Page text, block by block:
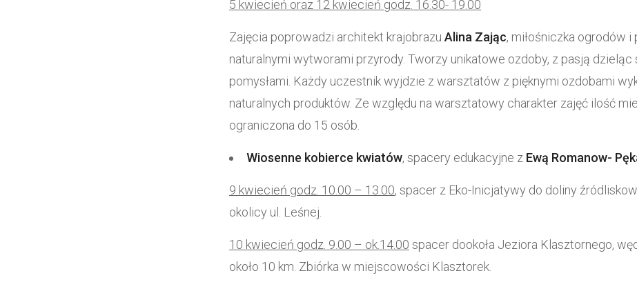
5 kwiecień oraz 12 kwiecień godz. 16.30- 19.00
Zajęcia poprowadzi architekt krajobrazu Alina Zając, miłośniczka ogrodów i
naturalnymi wytworami przyrody. Tworzy unikatowe ozdoby, z pasją dzieląc
pomysłami. Każdy uczestnik wyjdzie z warsztatów z pięknymi ozdobami
naturalnych produktów. Ze względu na warsztatowy charakter zajęć ilość
ograniczona do 15 osób.
Wiosenne kobierce kwiatów, spacery edukacyjne z Ewą Romanow-
9 kwiecień godz. 10.00 – 13.00, spacer z Eko-Inicjatywy do doliny
okolicy ul. Leśnej.
10 kwiecień godz. 9.00 – ok.14.00 spacer dookoła Jeziora Klasztornego,
około 10 km. Zbiórka w miejscowości Klasztorek.